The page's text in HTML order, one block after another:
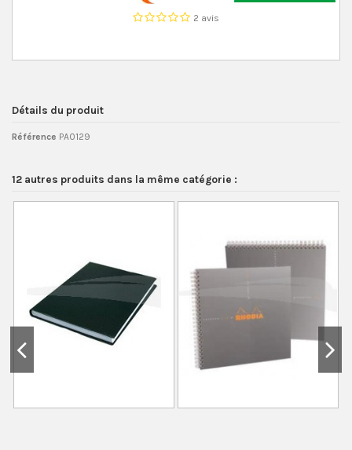
2 avis
Détails du produit
Référence PA0129
12 autres produits dans la même catégorie :